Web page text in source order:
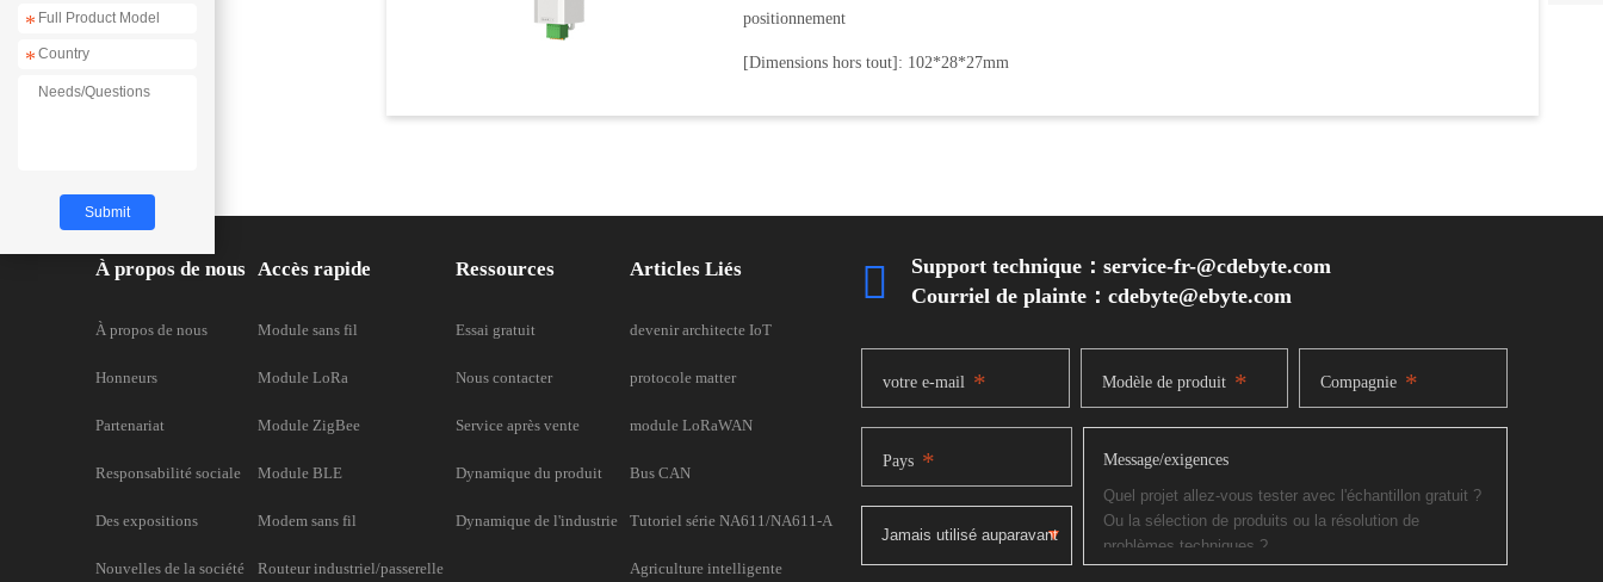
positionnement
[Dimensions hors tout]: 102*28*27mm
À propos de nous
À propos de nous
Honneurs
Partenariat
Responsabilité sociale
Des expositions
Nouvelles de la société
Accès rapide
Module sans fil
Module LoRa
Module ZigBee
Module BLE
Modem sans fil
Routeur industriel/passerelle
Ressources
Essai gratuit
Nous contacter
Service après vente
Dynamique du produit
Dynamique de l'industrie
Articles Liés
devenir architecte IoT
protocole matter
module LoRaWAN
Bus CAN
Tutoriel série NA611/NA611-A
Agriculture intelligente

Support technique：service-fr-@cdebyte.com
Courriel de plainte：cdebyte@ebyte.com
votre e-mail * Modèle de produit * Compagnie *
Pays * Message/exigences
*
*